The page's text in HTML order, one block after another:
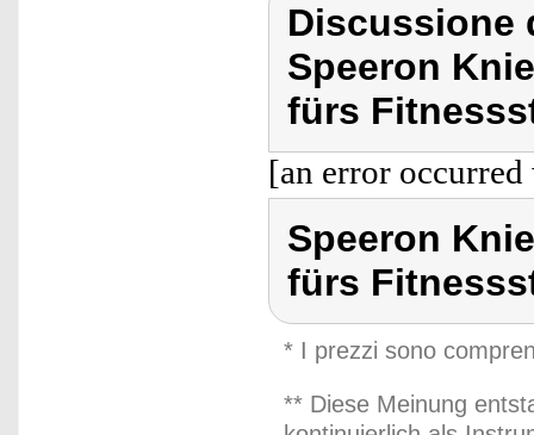
Discussione
Speeron
fürs
[an error
Speeron
fürs
* I prezzi sono
** Diese Meinung